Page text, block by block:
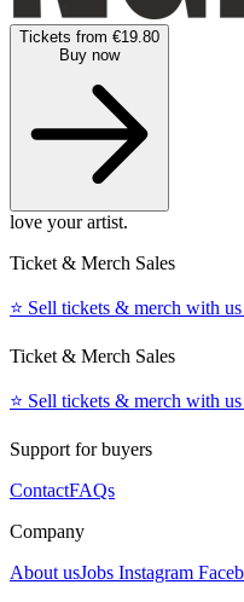
Tickets from €19.80
Buy now
love your artist.
Ticket & Merch Sales
⭐️ Sell tickets & merch with us
Ticket & Merch Sales
⭐️ Sell tickets & merch with us
Support for buyers
ContactFAQs
Company
About usJobs Instagram